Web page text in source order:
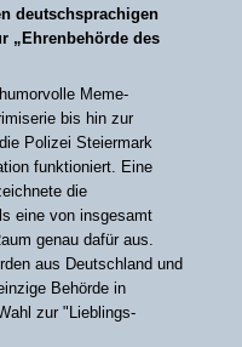
deutschsprachigen
„Ehrenbehörde des
Meme-
bis hin zur
Polizei Steiermark
funktioniert. Eine
die
eine von insgesamt
genau dafür aus.
aus Deutschland und
Behörde in
zur "Lieblings-